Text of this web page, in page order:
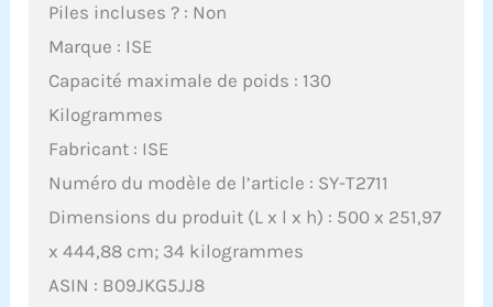
Piles incluses ? : Non
Marque : ISE
Capacité maximale de poids : 130
Kilogrammes
Fabricant : ISE
Numéro du modèle de l’article : SY-T2711
Dimensions du produit (L x l x h) : 500 x 251,97
x 444,88 cm; 34 kilogrammes
ASIN : B09JKG5JJ8